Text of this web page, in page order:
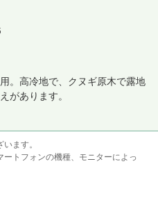
。高冷地で、クヌギ原木で露地
があります。
ます。
トフォンの機種、モニターによっ